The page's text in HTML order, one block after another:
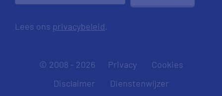
Lees ons privacybeleid.
© 2008 - 2026 Privacy
Cookies
Disclaimer
Dienstenwijzer